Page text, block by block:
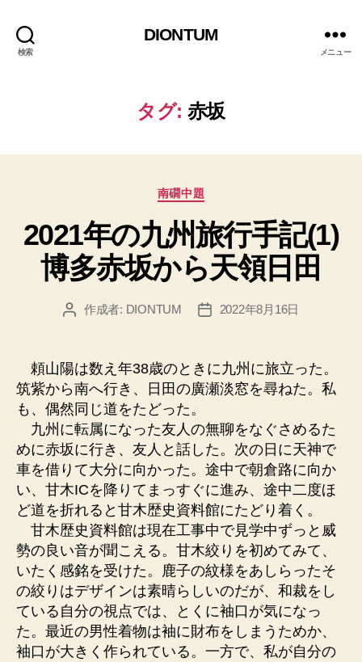
検索
DIONTUM
メニュー
タグ: 赤坂
カ
ゴ
リ
ー
南礀中題
2021年の九州旅行手記(1)
博多赤坂から天領日田
投 作成者: DIONTUM
投
2022年8月16日
頼山陽は数え年38歳のときに九州に旅立った。
筑紫から南へ行き、日田の廣瀬淡窓を尋ねた。私
も、偶然同じ道をたどった。
九州に転属になった友人の無聊をなぐさめるた
めに赤坂に行き、友人と話した。次の日に天神で
車を借りて大分に向かった。途中で朝倉路に向か
い、甘木ICを降りてまっすぐに進み、途中二度ほ
ど道を折れると甘木歴史資料館にたどり着く。
甘木歴史資料館は現在工事中で見学中ずっと威
勢の良い音が聞こえる。甘木絞りを初めてみて、
いたく感銘を受けた。鹿子の紋様をあしらったそ
の絞りはデザインは素晴らしいのだが、和裁をし
ている自分の視点では、とくに袖口が気になっ
た。最近の男性着物は袖に財布をしまうためか、
袖口が大きく作られている。一方で、私が自分の